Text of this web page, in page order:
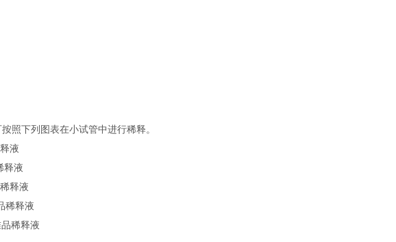
照下列图表在小试管中进行稀释。
液
释液
释液
稀释液
稀释液